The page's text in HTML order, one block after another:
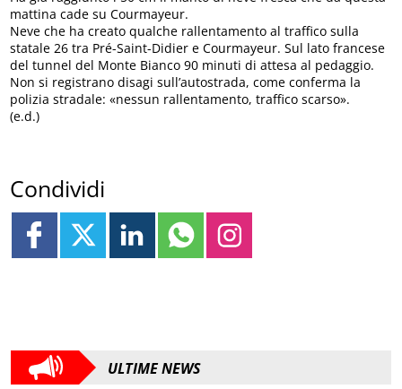
mattina cade su Courmayeur.
Neve che ha creato qualche rallentamento al traffico sulla
statale 26 tra Pré-Saint-Didier e Courmayeur. Sul lato francese
del tunnel del Monte Bianco 90 minuti di attesa al pedaggio.
Non si registrano disagi sull’autostrada, come conferma la
polizia stradale: «nessun rallentamento, traffico scarso».
(e.d.)
Condividi
ULTIME NEWS